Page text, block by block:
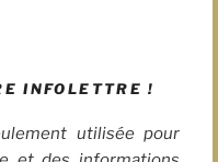
INFOLETTRE !
utilisée pour